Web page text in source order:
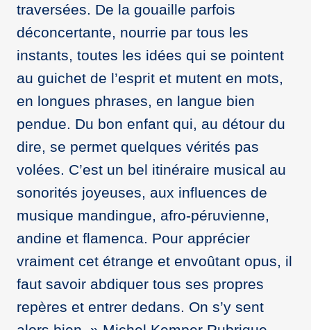
traversées. De la gouaille parfois
déconcertante, nourrie par tous les
instants, toutes les idées qui se pointent
au guichet de l’esprit et mutent en mots,
en longues phrases, en langue bien
pendue. Du bon enfant qui, au détour du
dire, se permet quelques vérités pas
volées. C’est un bel itinéraire musical au
sonorités joyeuses, aux influences de
musique mandingue, afro-péruvienne,
andine et flamenca. Pour apprécier
vraiment cet étrange et envoûtant opus, il
faut savoir abdiquer tous ses propres
repères et entrer dedans. On s’y sent